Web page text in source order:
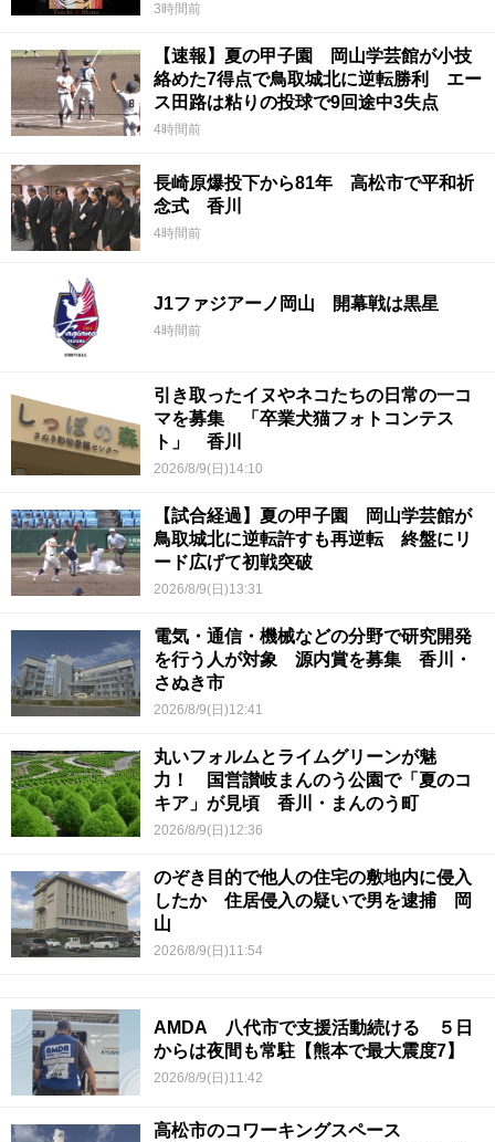
3時間前
【速報】夏の甲子園 岡山学芸館が小技
絡めた7得点で鳥取城北に逆転勝利 エー
ス田路は粘りの投球で9回途中3失点
4時間前
長崎原爆投下から81年 高松市で平和祈
念式 香川
4時間前
J1ファジアーノ岡山 開幕戦は黒星
4時間前
引き取ったイヌやネコたちの日常の一コ
マを募集 「卒業犬猫フォトコンテス
ト」 香川
2026/8/9(日)14:10
【試合経過】夏の甲子園 岡山学芸館が
鳥取城北に逆転許すも再逆転 終盤にリ
ード広げて初戦突破
2026/8/9(日)13:31
電気・通信・機械などの分野で研究開発
を行う人が対象 源内賞を募集 香川・
さぬき市
2026/8/9(日)12:41
丸いフォルムとライムグリーンが魅
力！ 国営讃岐まんのう公園で「夏のコ
キア」が見頃 香川・まんのう町
2026/8/9(日)12:36
のぞき目的で他人の住宅の敷地内に侵入
したか 住居侵入の疑いで男を逮捕 岡
山
2026/8/9(日)11:54
AMDA 八代市で支援活動続ける ５日
からは夜間も常駐【熊本で最大震度7】
2026/8/9(日)11:42
高松市のコワーキングスペース